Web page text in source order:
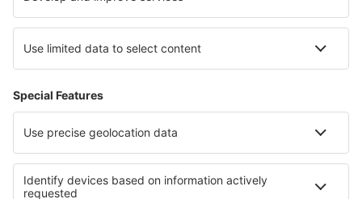
Hoteluri in Low Beskids Hoteluri in Chiang Mai